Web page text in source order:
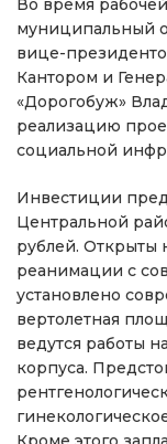
Во время
муниципальный
вице-
Кантором и
«Дорогобуж»
реализацию
социальной
Инвестиции
Центральной
рублей. Открыты
реанимации с
установлено
вертолетная
ведутся работы
корпуса.